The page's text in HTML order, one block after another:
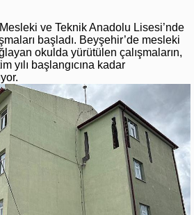
ve Teknik Anadolu Lisesi’nde
başladı. Beyşehir’de mesleki
okulda yürütülen çalışmaların,
yılı başlangıcına kadar